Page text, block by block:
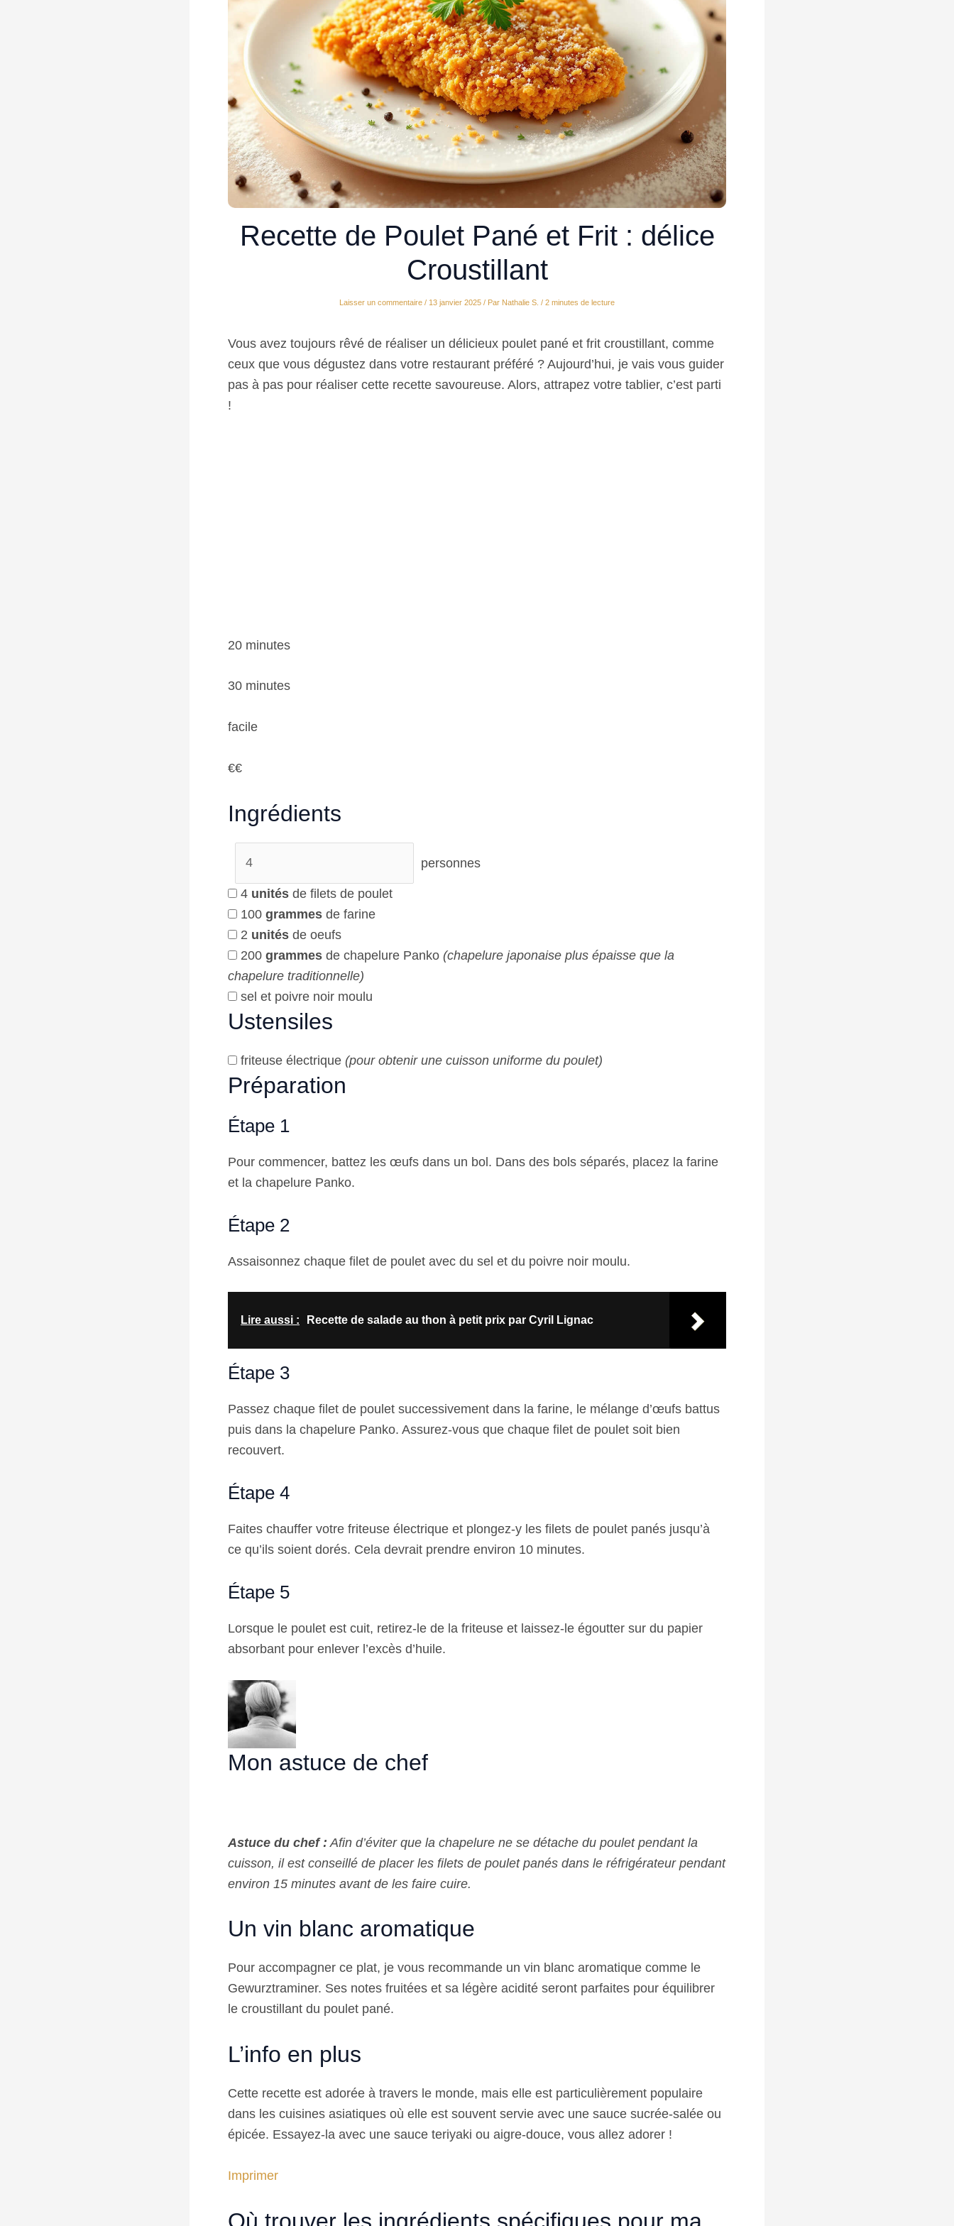
Recette de Poulet Pané et Frit : délice
Croustillant
Laisser un commentaire / 13 janvier 2025 / Par Nathalie S. / 2 minutes de lecture
Vous avez toujours rêvé de réaliser un délicieux poulet pané et frit croustillant, comme
ceux que vous dégustez dans votre restaurant préféré ? Aujourd’hui, je vais vous guider
pas à pas pour réaliser cette recette savoureuse. Alors, attrapez votre tablier, c’est parti
!
20 minutes
30 minutes
facile
€€
Ingrédients
personnes
4 unités de filets de poulet
100 grammes de farine
2 unités de oeufs
200 grammes de chapelure Panko (chapelure japonaise plus épaisse que la
chapelure traditionnelle)
sel et poivre noir moulu
Ustensiles
friteuse électrique (pour obtenir une cuisson uniforme du poulet)
Préparation
Étape 1
Pour commencer, battez les œufs dans un bol. Dans des bols séparés, placez la farine
et la chapelure Panko.
Étape 2
Assaisonnez chaque filet de poulet avec du sel et du poivre noir moulu.
Lire aussi : Recette de salade au thon à petit prix par Cyril Lignac
Étape 3
Passez chaque filet de poulet successivement dans la farine, le mélange d’œufs battus
puis dans la chapelure Panko. Assurez-vous que chaque filet de poulet soit bien
recouvert.
Étape 4
Faites chauffer votre friteuse électrique et plongez-y les filets de poulet panés jusqu’à
ce qu’ils soient dorés. Cela devrait prendre environ 10 minutes.
Étape 5
Lorsque le poulet est cuit, retirez-le de la friteuse et laissez-le égoutter sur du papier
absorbant pour enlever l’excès d’huile.
Mon astuce de chef
Astuce du chef : Afin d’éviter que la chapelure ne se détache du poulet pendant la
cuisson, il est conseillé de placer les filets de poulet panés dans le réfrigérateur pendant
environ 15 minutes avant de les faire cuire.
Un vin blanc aromatique
Pour accompagner ce plat, je vous recommande un vin blanc aromatique comme le
Gewurztraminer. Ses notes fruitées et sa légère acidité seront parfaites pour équilibrer
le croustillant du poulet pané.
L’info en plus
Cette recette est adorée à travers le monde, mais elle est particulièrement populaire
dans les cuisines asiatiques où elle est souvent servie avec une sauce sucrée-salée ou
épicée. Essayez-la avec une sauce teriyaki ou aigre-douce, vous allez adorer !
Imprimer
Où trouver les ingrédients spécifiques pour ma